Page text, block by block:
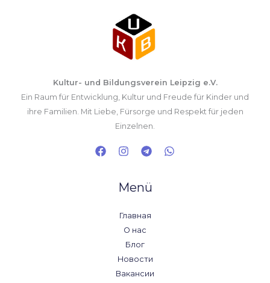
Kultur- und Bildungsverein Leipzig e.V.
Ein Raum für Entwicklung, Kultur und Freude für Kinder und
ihre Familien. Mit Liebe, Fürsorge und Respekt für jeden
Einzelnen.
Menü
Главная
О нас
Блог
Новости
Вакансии